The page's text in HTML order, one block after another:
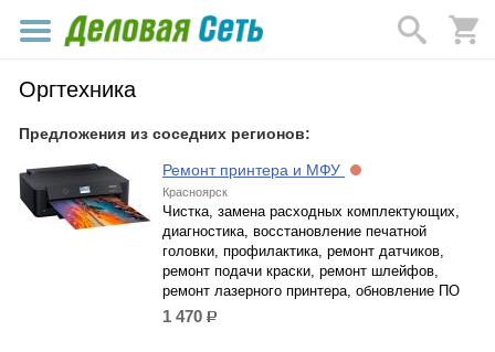
Оргтехника
Предложения из соседних регионов:
Ремонт принтера и МФУ
Красноярск
Чистка, замена расходных комплектующих,
диагностика, восстановление печатной
головки, профилактика, ремонт датчиков,
ремонт подачи краски, ремонт шлейфов,
ремонт лазерного принтера, обновление ПО
1 470 р.